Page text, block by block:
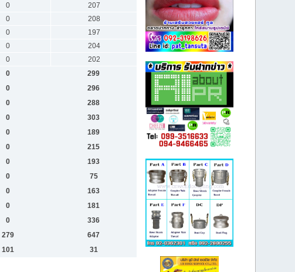
0
207
0
208
0
197
0
204
0
202
0
299
0
296
0
288
0
303
0
189
0
215
0
193
0
75
0
163
0
181
0
336
279
647
101 31